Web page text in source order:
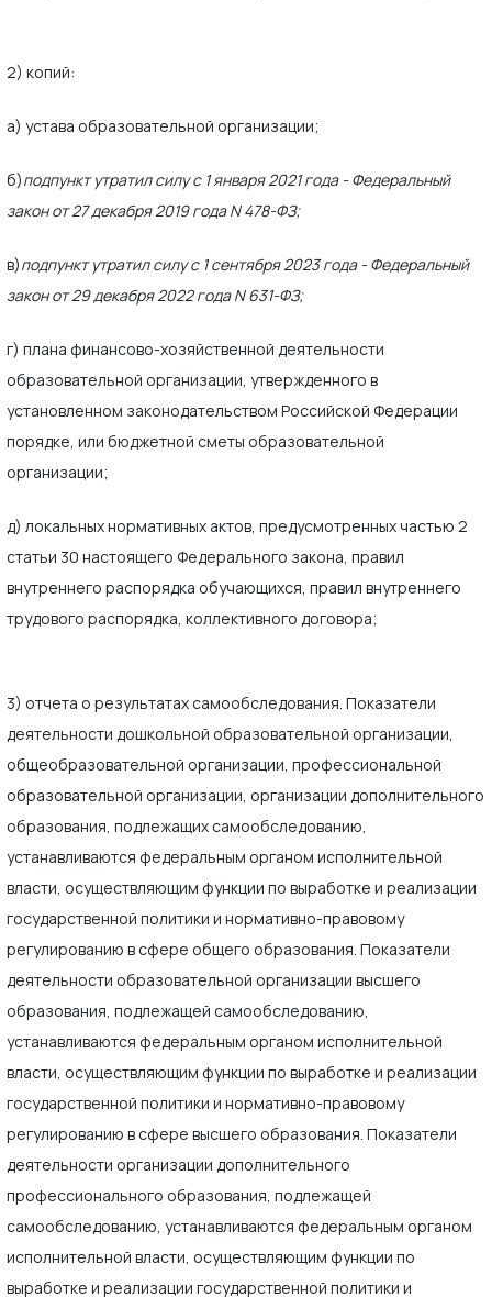
2) копий:
а) устава образовательной организации;
б)подпункт утратил силу с 1 января 2021 года - Федеральный
закон от 27 декабря 2019 года N 478-ФЗ;
в)подпункт утратил силу с 1 сентября 2023 года - Федеральный
закон от 29 декабря 2022 года N 631-ФЗ;
г) плана финансово-хозяйственной деятельности
образовательной организации, утвержденного в
установленном законодательством Российской Федерации
порядке, или бюджетной сметы образовательной
организации;
д) локальных нормативных актов, предусмотренных частью 2
статьи 30 настоящего Федерального закона, правил
внутреннего распорядка обучающихся, правил внутреннего
трудового распорядка, коллективного договора;
3) отчета о результатах самообследования. Показатели
деятельности дошкольной образовательной организации,
общеобразовательной организации, профессиональной
образовательной организации, организации дополнительного
образования, подлежащих самообследованию,
устанавливаются федеральным органом исполнительной
власти, осуществляющим функции по выработке и реализации
государственной политики и нормативно-правовому
регулированию в сфере общего образования. Показатели
деятельности образовательной организации высшего
образования, подлежащей самообследованию,
устанавливаются федеральным органом исполнительной
власти, осуществляющим функции по выработке и реализации
государственной политики и нормативно-правовому
регулированию в сфере высшего образования. Показатели
деятельности организации дополнительного
профессионального образования, подлежащей
самообследованию, устанавливаются федеральным органом
исполнительной власти, осуществляющим функции по
выработке и реализации государственной политики и